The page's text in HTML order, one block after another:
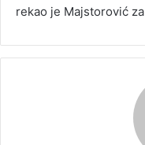
rekao je Majstorović za